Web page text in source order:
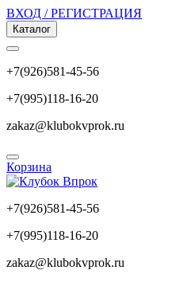
ВХОД / РЕГИСТРАЦИЯ
Каталог
+7(926)581-45-56
+7(995)118-16-20
zakaz@klubokvprok.ru
Корзина
+7(926)581-45-56
+7(995)118-16-20
zakaz@klubokvprok.ru